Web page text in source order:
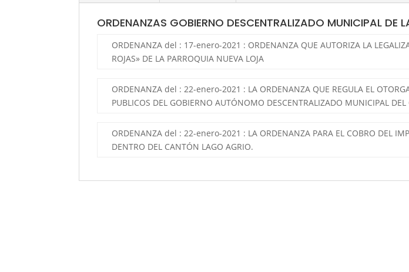
ORDENANZAS GOBIERNO DESCENTRALIZADO MUNICIPAL DE
ORDENANZA del : 17-enero-2021 : ORDENANZA QUE AUTORIZA LA
ROJAS» DE LA PARROQUIA NUEVA LOJA
ORDENANZA del : 22-enero-2021 : LA ORDENANZA QUE REGULA EL
PUBLICOS DEL GOBIERNO AUTÓNOMO DESCENTRALIZADO MUNICIPAL
ORDENANZA del : 22-enero-2021 : LA ORDENANZA PARA EL COBRO DEL
DENTRO DEL CANTÓN LAGO AGRIO.